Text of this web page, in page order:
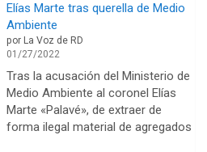
Elías Marte tras querella de Medio
Ambiente
por La Voz de RD
01/27/2022
Tras la acusación del Ministerio de
Medio Ambiente al coronel Elías
Marte «Palavé», de extraer de
forma ilegal material de agregados